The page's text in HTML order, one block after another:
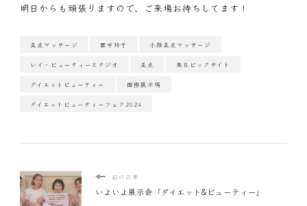
明日からも頑張りますので、ご来場お待ちしてます！
美点マッサージ 田中玲子 小顔美点マッサージ
レイ・ビューティースタジオ 美点 東京ビックサイト
ダイエットビューティー 国際展示場
ダイエットビューティーフェア2024
前の記事
いよいよ展示会「ダイエット&ビューティー」